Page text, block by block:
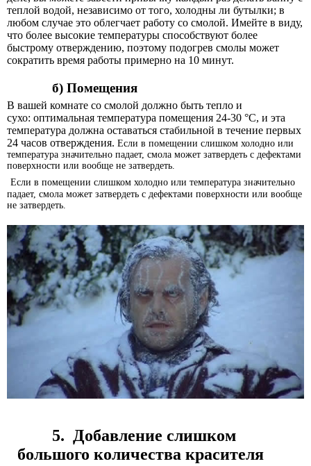
теплой водой, независимо от того, холодны ли бутылки; в
любом случае это облегчает работу со смолой. Имейте в виду,
что более высокие температуры способствуют более
быстрому отверждению, поэтому подогрев смолы может
сократить время работы примерно на 10 минут.
б) Помещения
В вашей комнате со смолой должно быть тепло и
сухо: оптимальная температура помещения 24-30 °С, и эта
температура должна оставаться стабильной в течение первых
24 часов отверждения. Если в помещении слишком холодно или
температура значительно падает, смола может затвердеть с дефектами
поверхности или вообще не затвердеть.
Если в помещении слишком холодно или температура значительно
падает, смола может затвердеть с дефектами поверхности или вообще
не затвердеть.
5. Добавление слишком
большого количества красителя